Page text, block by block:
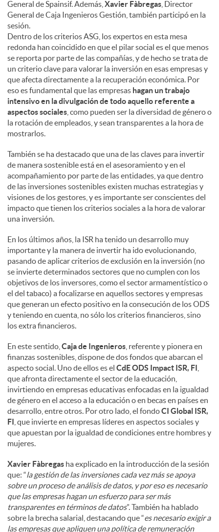
General de Spainsif. Además, Xavier Fàbregas , Director
General de Caja Ingenieros Gestión, también participó en la
sesión.
Dentro de los criterios ASG, los expertos en esta mesa
redonda han coincidido en que el pilar social es el que menos
se reporta por parte de las compañías, y de hecho se trata de
un criterio clave para valorar la inversión en esas empresas y
que afecta directamente a la recuperación económica. Por
eso es fundamental que las empresas hagan un trabajo
intensivo en la divulgación de todo aquello referente a
aspectos sociales , como pueden ser la diversidad de género o
la rotación de empleados, y sean transparentes a la hora de
mostrarlos.
También se ha destacado que una de las claves para invertir
de manera sostenible está en el asesoramiento y en el
acompañamiento por parte de las entidades, ya que dentro
de las inversiones sostenibles existen muchas estrategias y
visiones de los gestores, y es importante ser conscientes del
impacto que tienen los criterios sociales a la hora de valorar
una inversión.
En los últimos años, la ISR ha tenido un desarrollo muy
importante y la manera de invertir ha ido evolucionando,
pasando de aplicar criterios de exclusión en la inversión (no
se invierte determinados sectores que no cumplen con los
objetivos de los inversores, como el sector armamentístico o
el del tabaco) a focalizarse en aquellos sectores y empresas
que generan un efecto positivo en la consecución de los ODS
y teniendo en cuenta, no sólo los criterios financieros, sino
los extra financieros.
En este sentido, Caja de Ingenieros , referente y pionera en
finanzas sostenibles, dispone de dos fondos que abarcan el
aspecto social. Uno de ellos es el CdE ODS Impact ISR, FI
que afronta directamente el sector de la educación,
invirtiendo en empresas educativas enfocadas en la igualdad
de género en el acceso a la educación o en becas en países en
desarrollo, entre otros. Por otro lado, el fondoCI Global ISR,
FI , que invierte en empresas líderes en aspectos sociales y
que apuestan por la igualdad de condiciones entre hombres y
mujeres.
Xavier Fàbregas ha explicado en la introducción de la sesión
que: “la gestión de las inversiones cada vez más se apoya
sobre un proceso de análisis de datos, y por eso es necesario
que las empresas hagan un esfuerzo para ser más
transparentes en términos de datos”. También ha hablado
sobre la brecha salarial, destacando que “es necesario exigir a
las empresas que apliquen una política de remuneración